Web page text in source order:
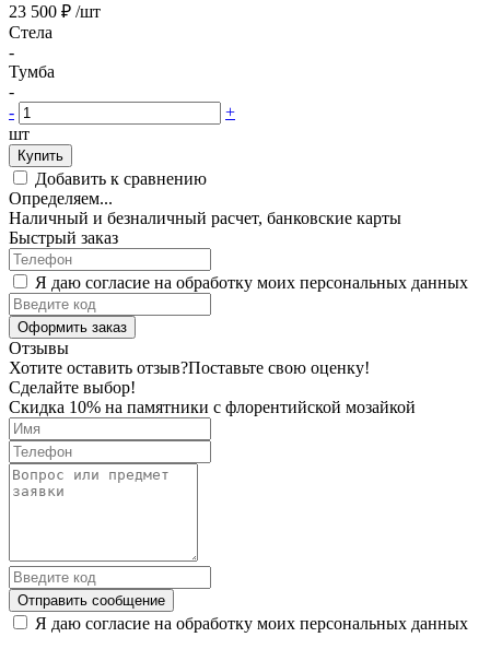
23 500 ₽ /шт
Стела
-
Тумба
-
-
+
шт
Купить
Добавить к сравнению
Определяем...
Наличный и безналичный расчет, банковские карты
Быстрый заказ
Я даю согласие на обработку моих персональных данных
Оформить заказ
Отзывы
Хотите оставить отзыв?Поставьте свою оценку!
Сделайте выбор!
Скидка 10% на памятники с флорентийской мозайкой
Отправить сообщение
Я даю согласие на обработку моих персональных данных